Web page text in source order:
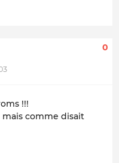
0
!!!
mais comme disait